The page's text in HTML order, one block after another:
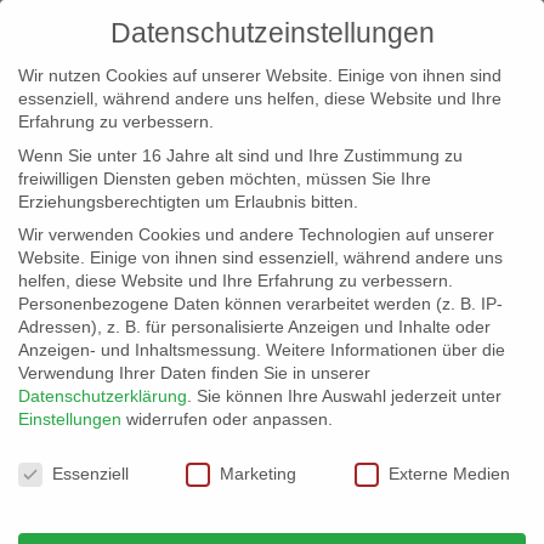
info@erfolgreich-events.de
+4940 46 777 230
Datenschutzeinstellungen
Wir nutzen Cookies auf unserer Website. Einige von ihnen sind
essenziell, während andere uns helfen, diese Website und Ihre
Erfahrung zu verbessern.
Wenn Sie unter 16 Jahre alt sind und Ihre Zustimmung zu
freiwilligen Diensten geben möchten, müssen Sie Ihre
Erziehungsberechtigten um Erlaubnis bitten.
Wir verwenden Cookies und andere Technologien auf unserer
Website. Einige von ihnen sind essenziell, während andere uns
helfen, diese Website und Ihre Erfahrung zu verbessern.
Personenbezogene Daten können verarbeitet werden (z. B. IP-
Adressen), z. B. für personalisierte Anzeigen und Inhalte oder
Anzeigen- und Inhaltsmessung. Weitere Informationen über die
Verwendung Ihrer Daten finden Sie in unserer
Datenschutzerklärung
Sie können Ihre Auswahl jederzeit unter
Einstellungen widerrufen oder anpassen.
Datenschutzeinstellungen
Essenziell Marketing Externe Medien